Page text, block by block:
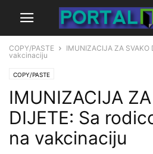
COPY/PASTE
IMUNIZACIJA ZA SVAKO
vakcinaciju
COPY/PASTE
IMUNIZACIJA
DIJETE: Sa
na vakcinaciju